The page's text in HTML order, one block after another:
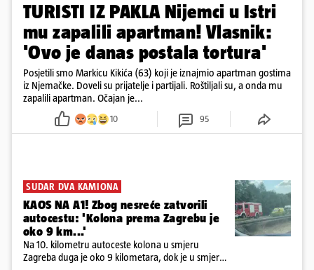
TURISTI IZ PAKLA Nijemci u Istri
mu zapalili apartman! Vlasnik:
'Ovo je danas postala tortura'
Posjetili smo Markicu Kikića (63) koji je iznajmio apartman gostima
iz Njemačke. Doveli su prijatelje i partijali. Roštiljali su, a onda mu
zapalili apartman. Očajan je...
10 95
SUDAR DVA KAMIONA
KAOS NA A1! Zbog nesreće zatvorili
autocestu: 'Kolona prema Zagrebu je
oko 9 km...'
Na 10. kilometru autoceste kolona u smjeru
Zagreba duga je oko 9 kilometara, dok je u smjeru